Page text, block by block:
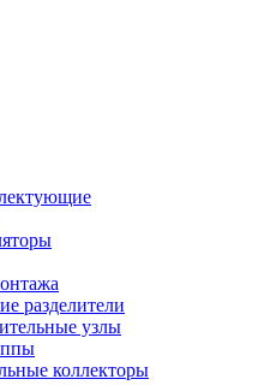
разделители
узлы
коллекторы